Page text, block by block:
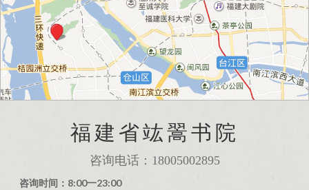
福建省竑翯书院
咨询电话：18005002895
咨询时间：8:00一23:00